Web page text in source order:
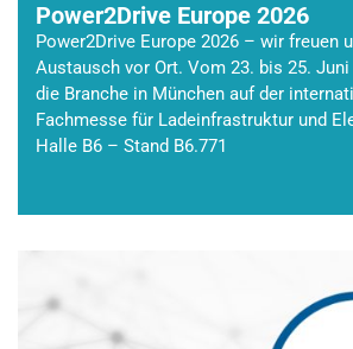
Power2Drive Europe 2026
Power2Drive Europe 2026 – wir freuen
Austausch vor Ort. Vom 23. bis 25.
die Branche in München auf der
Fachmesse für Ladeinfrastruktur und
Halle B6 – Stand B6.771